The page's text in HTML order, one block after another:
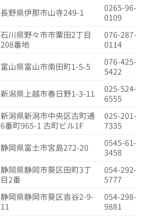
長野県伊那市山寺249-1
0265-96-
0109
石川県野々市市粟田2丁目
208番地
076-287-
0114
富山県富山市南田町1-5-5
076-425-
5422
新潟県上越市春日野1-3-11
025-524-
6555
新潟県新潟市中央区古町通
6番町965-1 古町ビル1F
025-201-
7335
静岡県富士市宮島272-20
0545-61-
3458
静岡県静岡市葵区田町3丁
目2番
054-292-
5777
静岡県静岡市葵区沓谷2-9-
11
054-298-
9881